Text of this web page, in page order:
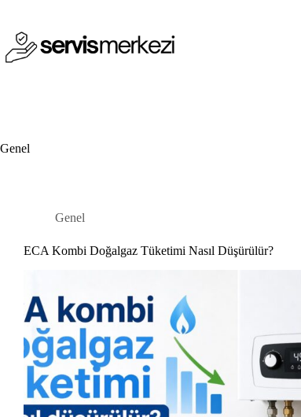
content
Genel
Genel
ECA Kombi Doğalgaz Tüketimi Nasıl Düşürülür?